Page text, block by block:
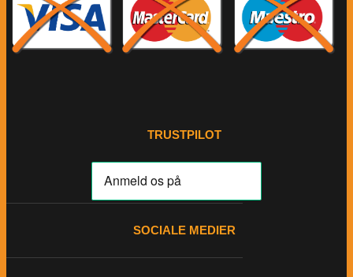
TRUSTPILOT
SOCIALE MEDIER